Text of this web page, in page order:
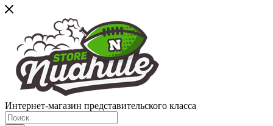
Интернет-магазин представительского класса